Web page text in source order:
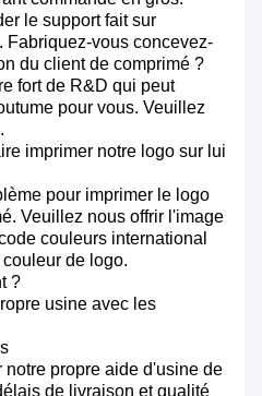
le support fait sur
Fabriquez-vous concevez-
du client de comprimé ?
fort de R&D qui peut
pour vous. Veuillez
imprimer notre logo sur lui
pour imprimer le logo
Veuillez nous offrir l'image
couleurs international
de logo.
?
usine avec les
notre propre aide d'usine de
de livraison et qualité